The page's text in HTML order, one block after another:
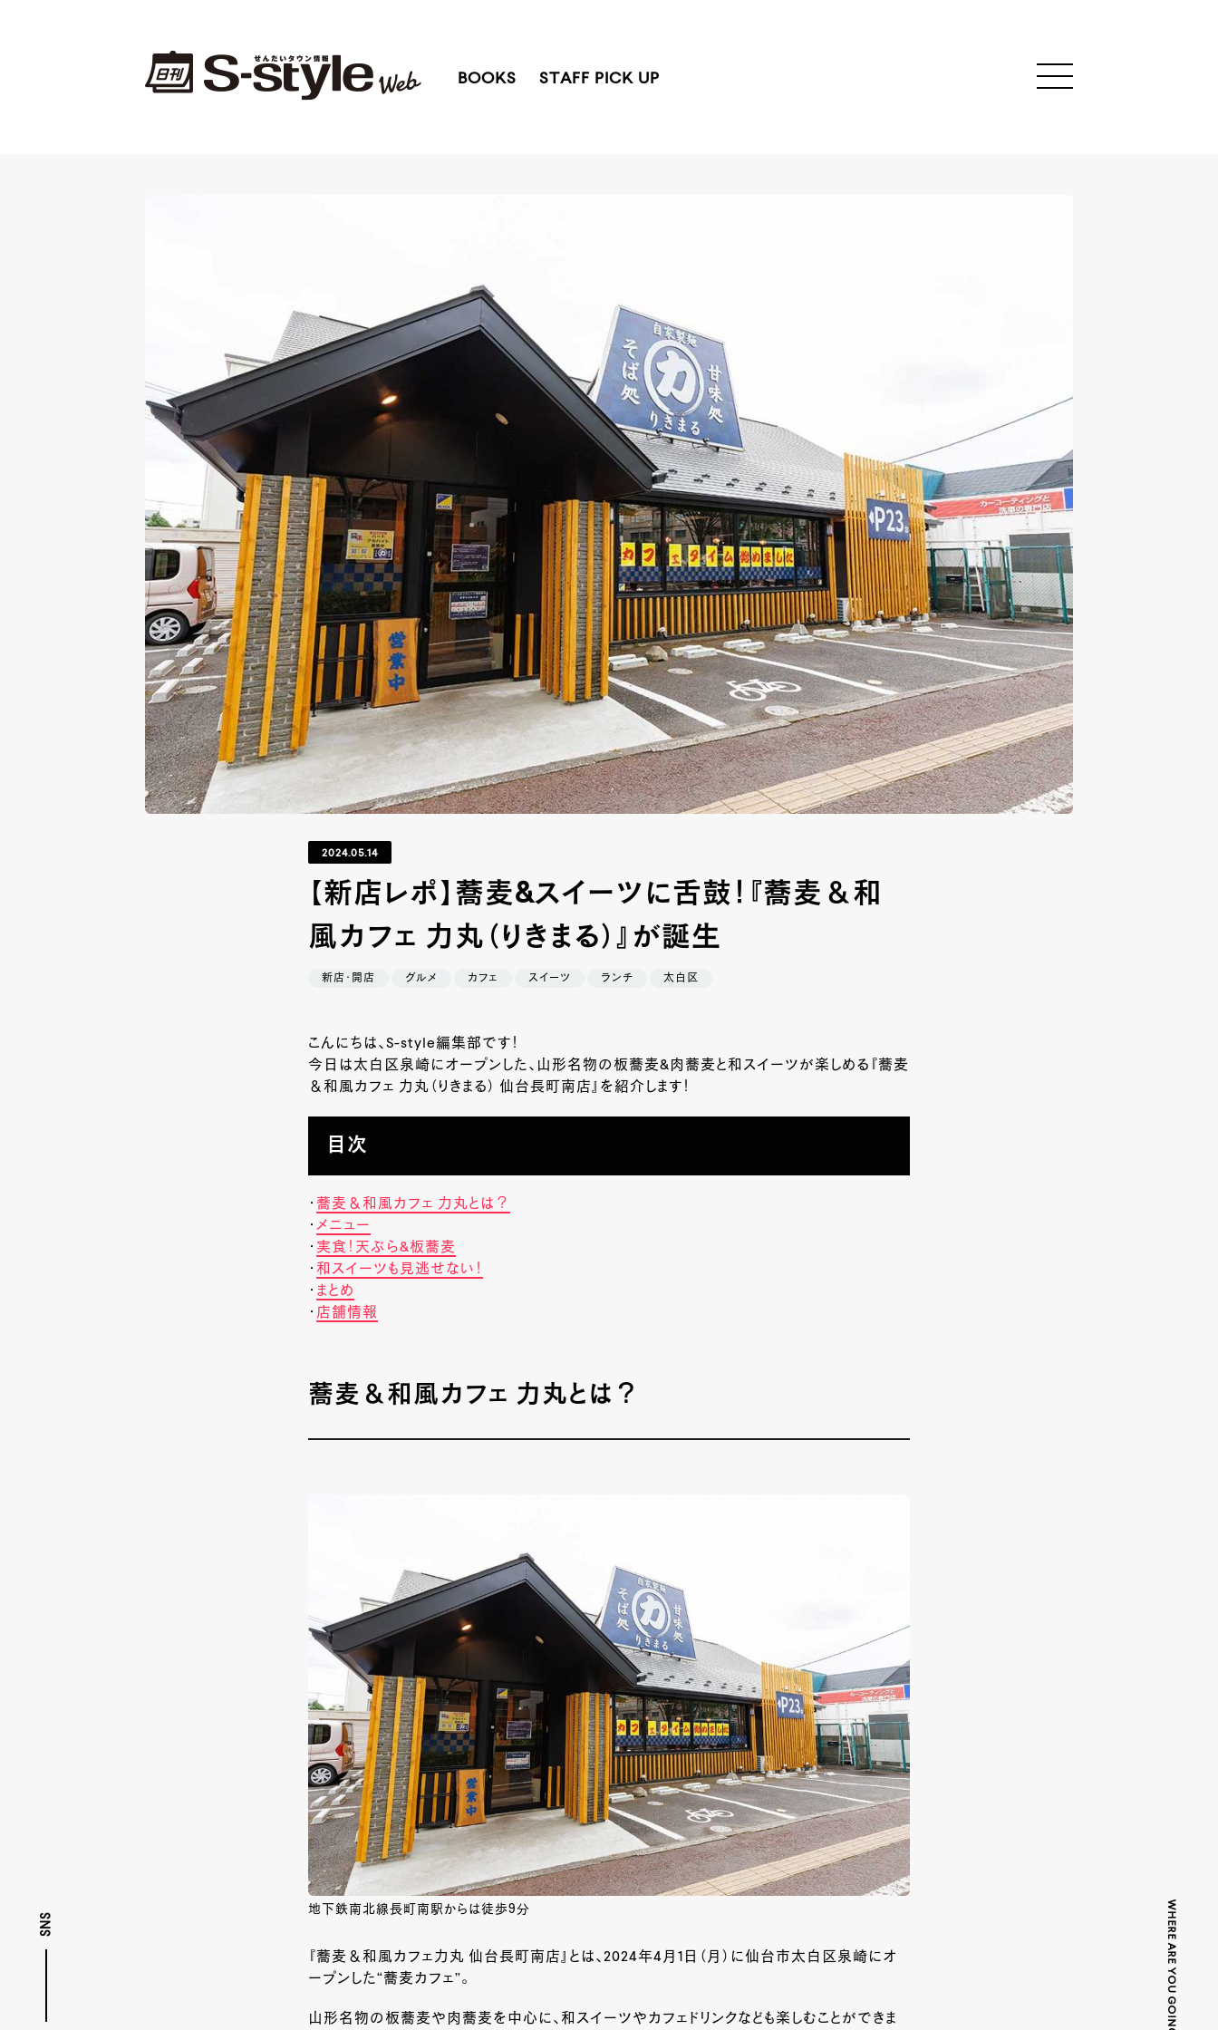
BOOKS STAFF PICK UP
SNS
2024.05.14
【新店レポ】蕎麦&スイーツに舌鼓！『蕎麦＆和
風カフェ 力丸（りきまる）』が誕生
新店・開店 グルメ カフェ スイーツ ランチ 太白区
こんにちは、S-style編集部です！
今日は太白区泉崎にオープンした、山形名物の板蕎麦&肉蕎麦と和スイーツが楽しめる『蕎麦
＆和風カフェ 力丸（りきまる） 仙台長町南店』を紹介します！
目次
・ 蕎麦＆和風カフェ 力丸とは？
・ メニュー
・ 実食！天ぷら&板蕎麦
・ 和スイーツも見逃せない！
・ まとめ
・ 店舗情報
蕎麦＆和風カフェ 力丸とは？
地下鉄南北線長町南駅からは徒歩9分
『蕎麦＆和風カフェ力丸 仙台長町南店』とは、2024年4月1日（月）に仙台市太白区泉崎にオ
ープンした“蕎麦カフェ”。
山形名物の板蕎麦や肉蕎麦を中心に、和スイーツやカフェドリンクなども楽しむことができま